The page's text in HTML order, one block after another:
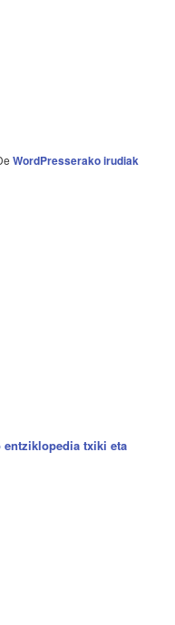
WordPresserako irudiak
entziklopedia txiki eta